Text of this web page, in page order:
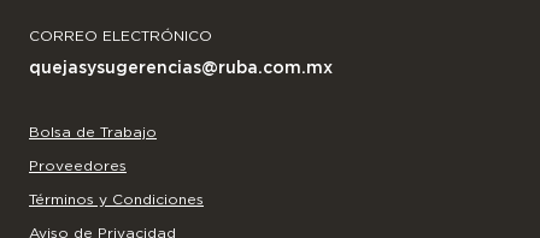
CORREO ELECTRÓNICO
quejasysugerencias@ruba.com.mx
Bolsa de Trabajo
Proveedores
Términos y Condiciones
Aviso de Privacidad